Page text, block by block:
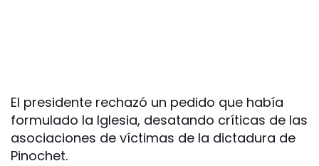
El presidente rechazó un pedido que había
formulado la Iglesia, desatando críticas de las
asociaciones de víctimas de la dictadura de
Pinochet.